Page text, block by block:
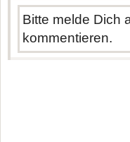
Bitte melde Dich
kommentieren.